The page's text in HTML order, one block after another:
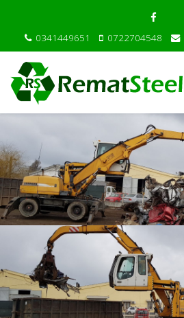
0341449651 0722704548